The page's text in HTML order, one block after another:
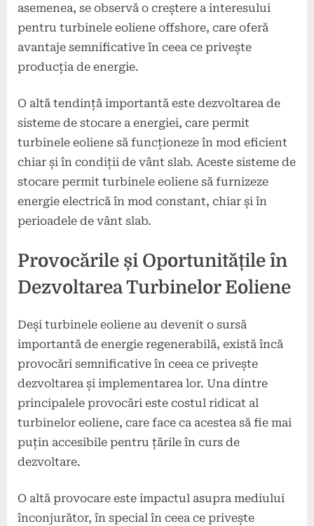
asemenea, se observă o creștere a interesului
pentru turbinele eoliene offshore, care oferă
avantaje semnificative în ceea ce privește
producția de energie.
O altă tendință importantă este dezvoltarea de
sisteme de stocare a energiei, care permit
turbinele eoliene să funcționeze în mod eficient
chiar și în condiții de vânt slab. Aceste sisteme de
stocare permit turbinele eoliene să furnizeze
energie electrică în mod constant, chiar și în
perioadele de vânt slab.
Provocările și Oportunitățile în
Dezvoltarea Turbinelor Eoliene
Deși turbinele eoliene au devenit o sursă
importantă de energie regenerabilă, există încă
provocări semnificative în ceea ce privește
dezvoltarea și implementarea lor. Una dintre
principalele provocări este costul ridicat al
turbinelor eoliene, care face ca acestea să fie mai
puțin accesibile pentru țările în curs de
dezvoltare.
O altă provocare este impactul asupra mediului
înconjurător, în special în ceea ce privește